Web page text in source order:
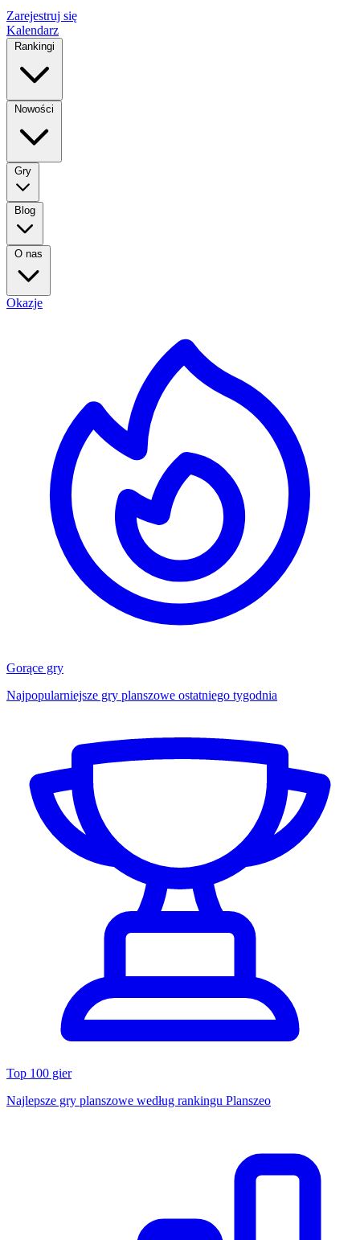
Zarejestruj się
Kalendarz
Rankingi
Nowości
Gry
Blog
O nas
Okazje
Gorące gry
Najpopularniejsze gry planszowe ostatniego tygodnia
Top 100 gier
Najlepsze gry planszowe według rankingu Planszeo